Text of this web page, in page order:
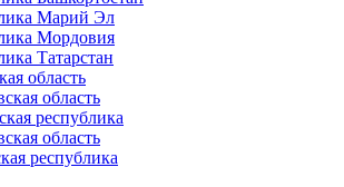
Марий Эл
Мордовия
Татарстан
область
область
республика
область
республика